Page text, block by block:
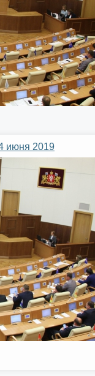
июня 2019
Интернет приемная